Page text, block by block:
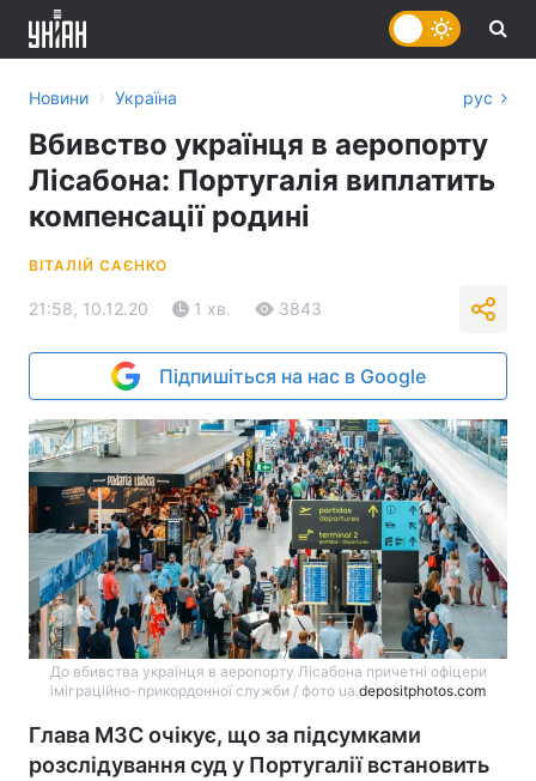
Новини › Україна рус
Вбивство українця в аеропорту
Лісабона: Португалія виплатить
компенсації родині
ВІТАЛІЙ САЄНКО
21:58, 10.12.20 1 хв. 3843
Підпишіться на нас в Google
До вбивства українця в аеропорту Лісабона причетні офіцери
іміграційно-прикордонної служби / фото ua.depositphotos.com
Глава МЗС очікує, що за підсумками
розслідування суд у Португалії встановить